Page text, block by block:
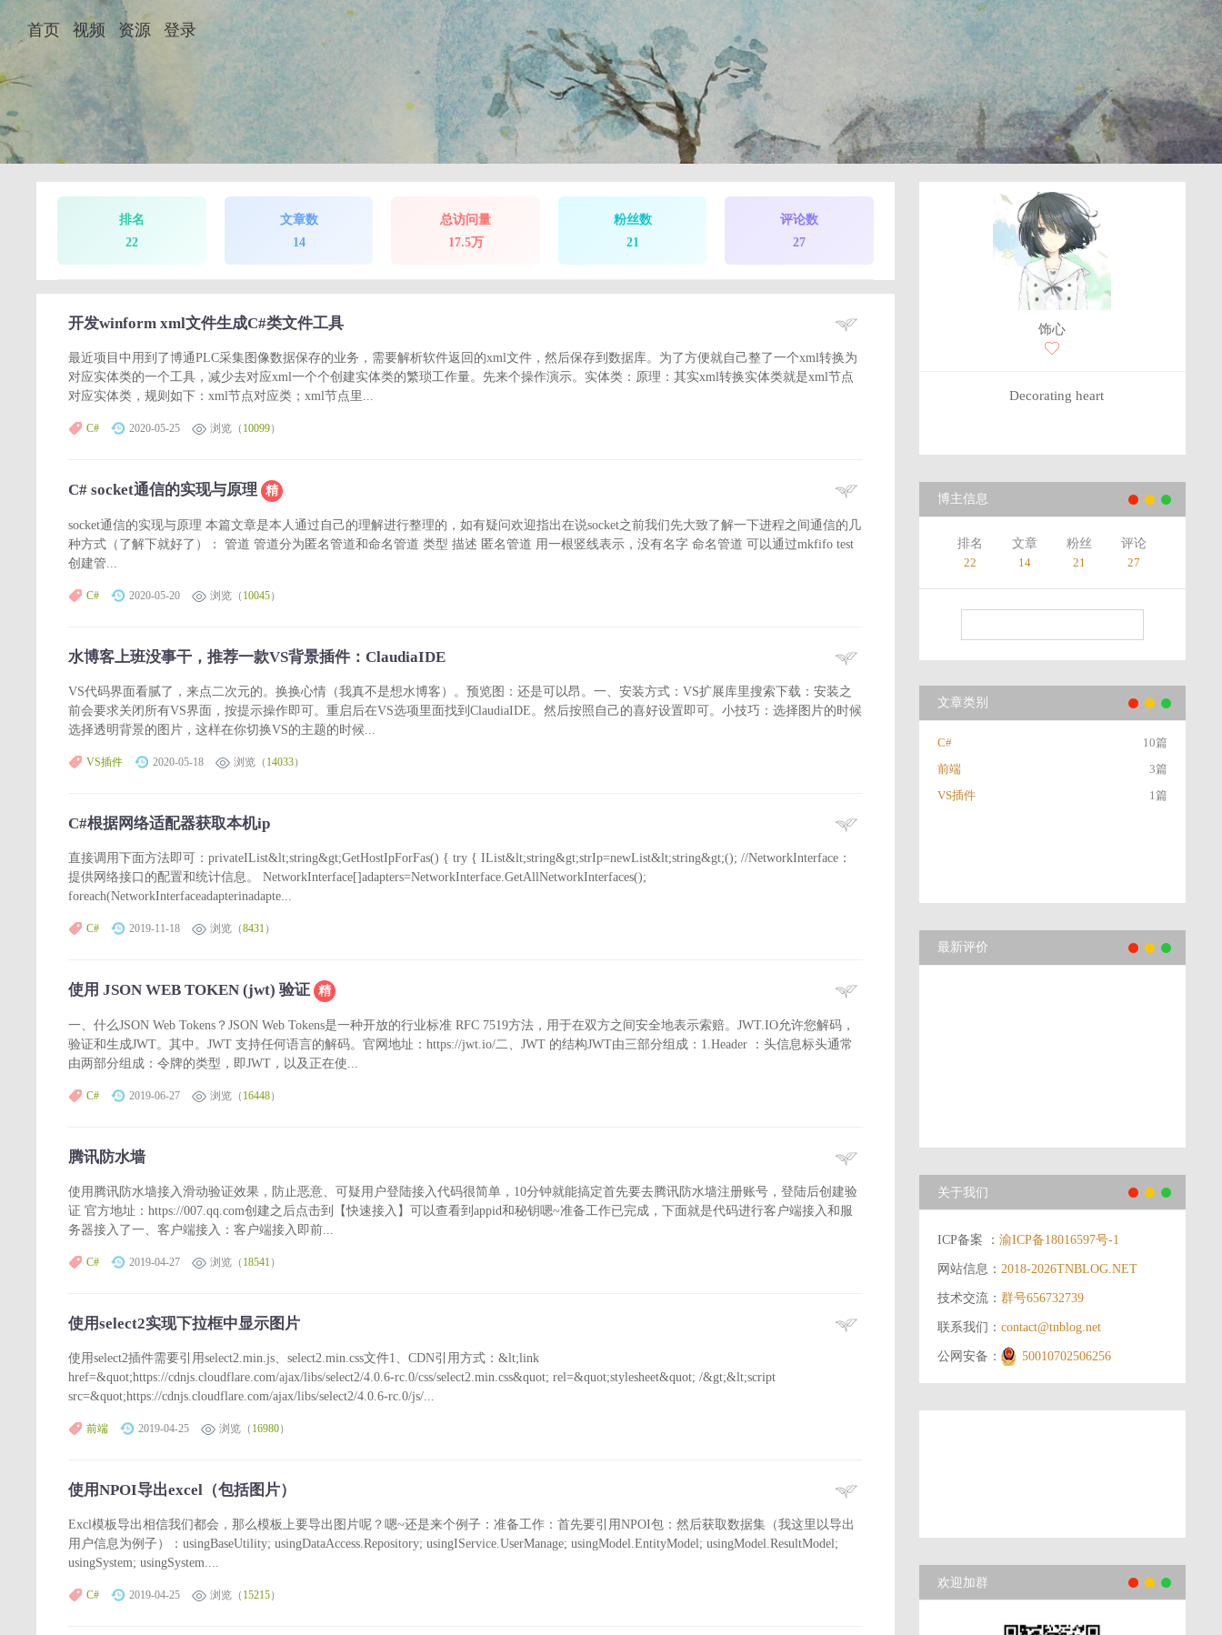
首页 视频 资源 登录
排名
22
文章数
14
总访问量
17.5万
粉丝数
21
评论数
27
开发winform xml文件生成C#类文件工具
最近项目中用到了博通PLC采集图像数据保存的业务，需要解析软件返回的xml文件，然后保存到数据库。为了方便就自己整了一个xml转换为
对应实体类的一个工具，减少去对应xml一个个创建实体类的繁琐工作量。先来个操作演示。实体类：原理：其实xml转换实体类就是xml节点
对应实体类，规则如下：xml节点对应类；xml节点里...
C# 2020-05-25 浏览（ 10099）
C# socket通信的实现与原理 精
socket通信的实现与原理 本篇文章是本人通过自己的理解进行整理的，如有疑问欢迎指出在说socket之前我们先大致了解一下进程之间通信的几
种方式（了解下就好了）： 管道 管道分为匿名管道和命名管道 类型 描述 匿名管道 用一根竖线表示，没有名字 命名管道 可以通过mkfifo test
创建管...
C# 2020-05-20 浏览（ 10045）
水博客上班没事干，推荐一款VS背景插件：ClaudiaIDE
VS代码界面看腻了，来点二次元的。换换心情（我真不是想水博客）。预览图：还是可以昂。一、安装方式：VS扩展库里搜索下载：安装之
前会要求关闭所有VS界面，按提示操作即可。重启后在VS选项里面找到ClaudiaIDE。然后按照自己的喜好设置即可。小技巧：选择图片的时候
选择透明背景的图片，这样在你切换VS的主题的时候...
VS插件 2020-05-18 浏览（ 14033）
C#根据网络适配器获取本机ip
直接调用下面方法即可：privateIList&lt;string&gt;GetHostIpForFas() { try { IList&lt;string&gt;strIp=newList&lt;string&gt;(); //NetworkInterface：
提供网络接口的配置和统计信息。 NetworkInterface[]adapters=NetworkInterface.GetAllNetworkInterfaces();
foreach(NetworkInterfaceadapterinadapte...
C# 2019-11-18 浏览（8431）
使用 JSON WEB TOKEN (jwt) 验证 精
一、什么JSON Web Tokens？JSON Web Tokens是一种开放的行业标准 RFC 7519方法，用于在双方之间安全地表示索赔。JWT.IO允许您解码，
验证和生成JWT。其中。JWT 支持任何语言的解码。官网地址：https://jwt.io/二、JWT 的结构JWT由三部分组成：1.Header ：头信息标头通常
由两部分组成：令牌的类型，即JWT，以及正在使...
C# 2019-06-27 浏览（ 16448）
腾讯防水墙
使用腾讯防水墙接入滑动验证效果，防止恶意、可疑用户登陆接入代码很简单，10分钟就能搞定首先要去腾讯防水墙注册账号，登陆后创建验
证 官方地址：https://007.qq.com创建之后点击到【快速接入】可以查看到appid和秘钥嗯~准备工作已完成，下面就是代码进行客户端接入和服
务器接入了一、客户端接入：客户端接入即前...
C# 2019-04-27 浏览（ 18541）
使用select2实现下拉框中显示图片
使用select2插件需要引用select2.min.js、select2.min.css文件1、CDN引用方式：&lt;link
href=&quot;https://cdnjs.cloudflare.com/ajax/libs/select2/4.0.6-rc.0/css/select2.min.css&quot; rel=&quot;stylesheet&quot; /&gt;&lt;script
src=&quot;https://cdnjs.cloudflare.com/ajax/libs/select2/4.0.6-rc.0/js/...
前端 2019-04-25 浏览（ 16980）
使用NPOI导出excel（包括图片）
Excl模板导出相信我们都会，那么模板上要导出图片呢？嗯~还是来个例子：准备工作：首先要引用NPOI包：然后获取数据集（我这里以导出
用户信息为例子）：usingBaseUtility; usingDataAccess.Repository; usingIService.UserManage; usingModel.EntityModel; usingModel.ResultModel;
usingSystem; usingSystem....
C# 2019-04-25 浏览（ 15215）
饰心
Decorating heart
博主信息
排名
22
文章
14
粉丝
21
评论
27
文章类别
C#
10篇
前端
3篇
VS插件
1篇
最新评价
关于我们
ICP备案 ： 渝ICP备18016597号-1
网站信息： 2018-2026TNBLOG.NET
技术交流： 群号656732739
联系我们： contact@tnblog.net
公网安备： 50010702506256
欢迎加群